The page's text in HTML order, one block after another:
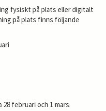
fysiskt på plats eller digitalt
på plats finns följande
februari och 1 mars.